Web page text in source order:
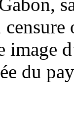
image
du